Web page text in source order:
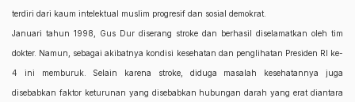
terdiri dari kaum intelektual muslim progresif dan sosial demokrat.
Januari tahun 1998, Gus Dur diserang stroke dan berhasil diselamatkan oleh tim
dokter. Namun, sebagai akibatnya kondisi kesehatan dan penglihatan Presiden RI ke-
4 ini memburuk. Selain karena stroke, diduga masalah kesehatannya juga
disebabkan faktor keturunan yang disebabkan hubungan darah yang erat diantara